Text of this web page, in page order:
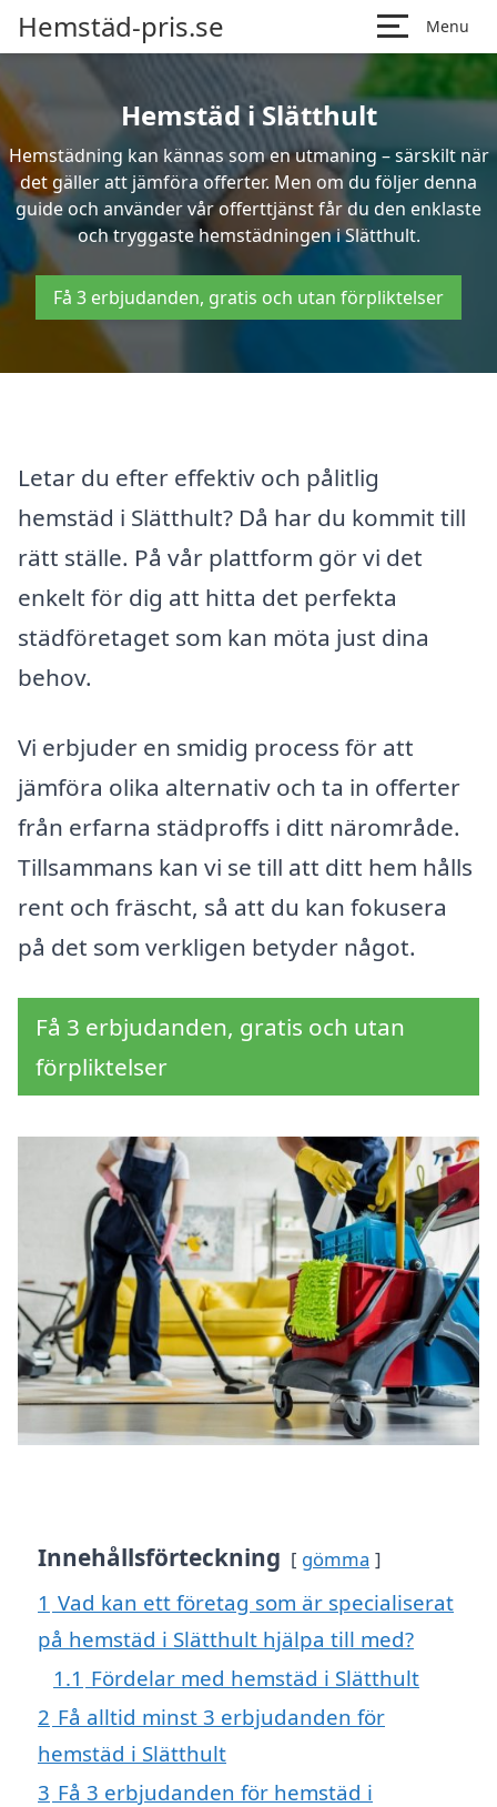
Hemstäd-pris.se Menu
Hemstäd i Slätthult
Hemstädning kan kännas som en utmaning – särskilt när
det gäller att jämföra offerter. Men om du följer denna
guide och använder vår offerttjänst får du den enklaste
och tryggaste hemstädningen i Slätthult.
Få 3 erbjudanden, gratis och utan förpliktelser
Letar du efter effektiv och pålitlig
hemstäd i Slätthult? Då har du kommit till
rätt ställe. På vår plattform gör vi det
enkelt för dig att hitta det perfekta
städföretaget som kan möta just dina
behov.
Vi erbjuder en smidig process för att
jämföra olika alternativ och ta in offerter
från erfarna städproffs i ditt närområde.
Tillsammans kan vi se till att ditt hem hålls
rent och fräscht, så att du kan fokusera
på det som verkligen betyder något.
Få 3 erbjudanden, gratis och utan
förpliktelser
Innehållsförteckning gömma
1 Vad kan ett företag som är specialiserat
på hemstäd i Slätthult hjälpa till med?
1.1 Fördelar med hemstäd i Slätthult
2 Få alltid minst 3 erbjudanden för
hemstäd i Slätthult
3 Få 3 erbjudanden för hemstäd i